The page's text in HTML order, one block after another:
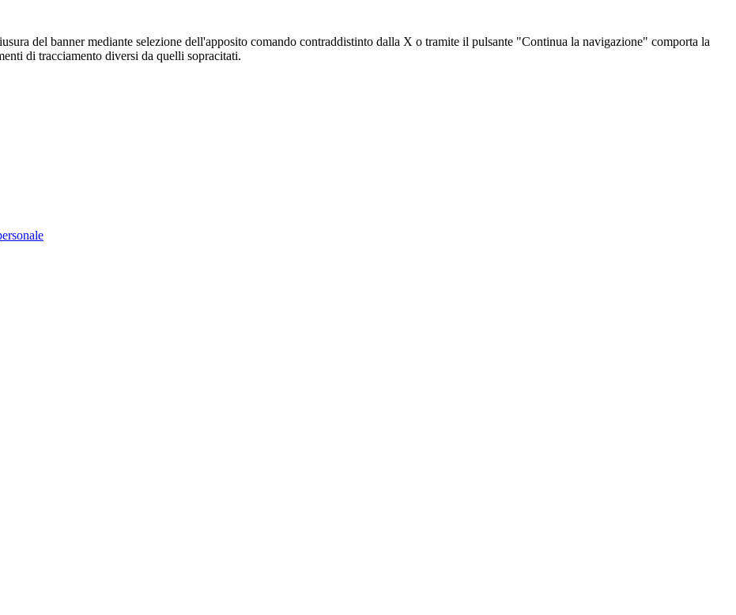
del banner mediante selezione dell'apposito comando contraddistinto dalla X o tramite il pulsante "Continua la navigazione" comporta la
di tracciamento diversi da quelli sopracitati.